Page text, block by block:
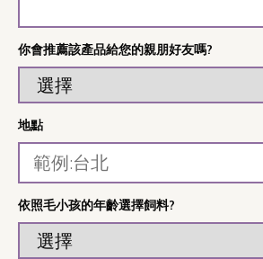
你會推薦該產品給您的親朋好友嗎?
地點
依照毛小孩的年齡選擇飼料?